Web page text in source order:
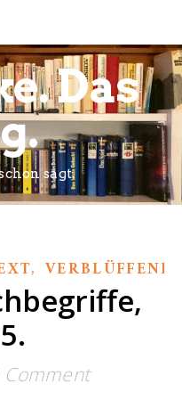
Das
sagt.
,
Comment